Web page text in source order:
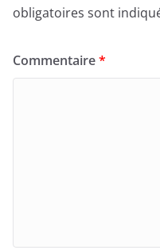
obligatoires sont
Commentaire*